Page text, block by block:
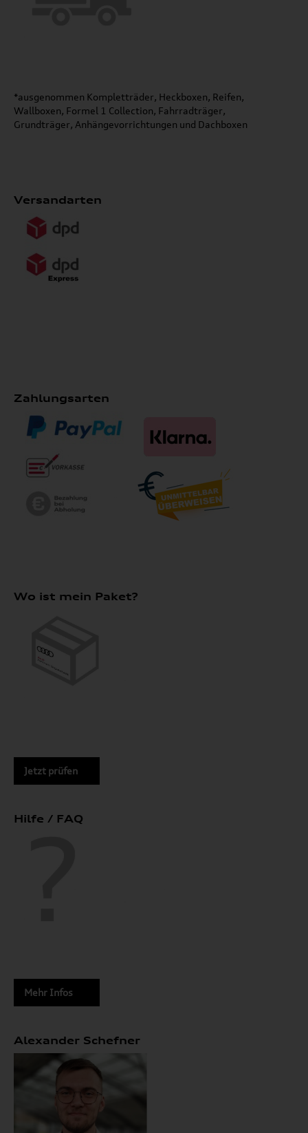
*ausgenommen Kompletträder, Heckboxen, Reifen,
Wallboxen, Formel 1 Collection, Fahrradträger,
Grundträger, Anhängevorrichtungen und Dachboxen
Versandarten
Zahlungsarten
Wo ist mein Paket?
Jetzt prüfen
Hilfe / FAQ
Mehr Infos
Alexander Schefner